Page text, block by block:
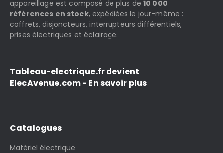
appareillage est composé de plus de10 000
références en stock, expédiées le jour-même :
coffrets, disjoncteurs, interrupteurs différentiels,
prises électriques et éclairage.
Tableau-electrique.fr devient
ElecAvenue.com - En savoir plus
Catalogues
Matériel électrique